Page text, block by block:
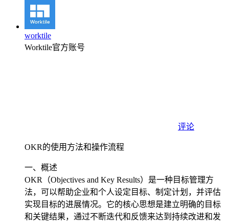
worktile
Worktile官方账号
评论
OKR的使用方法和操作流程
一、概述
OKR（Objectives and Key Results）是一种目标管理方
法，可以帮助企业和个人设定目标、制定计划，并评估
实现目标的进展情况。它的核心思想是建立明确的目标
和关键结果，通过不断迭代和反馈来达到持续改进和发